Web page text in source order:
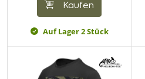
Kaufen
Auf Lager 2 Stück